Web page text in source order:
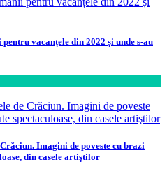
vacanțele din 2022 și unde s-au
Imagini de poveste cu brazi
din casele artiştilor